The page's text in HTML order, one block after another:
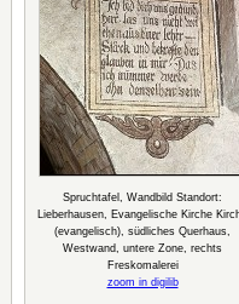
Spruchtafel, Wandbild Standort:
Lieberhausen, Evangelische Kirche
(evangelisch), südliches Querhaus,
Westwand, untere Zone, rechts
Freskomalerei
zoom in digilib